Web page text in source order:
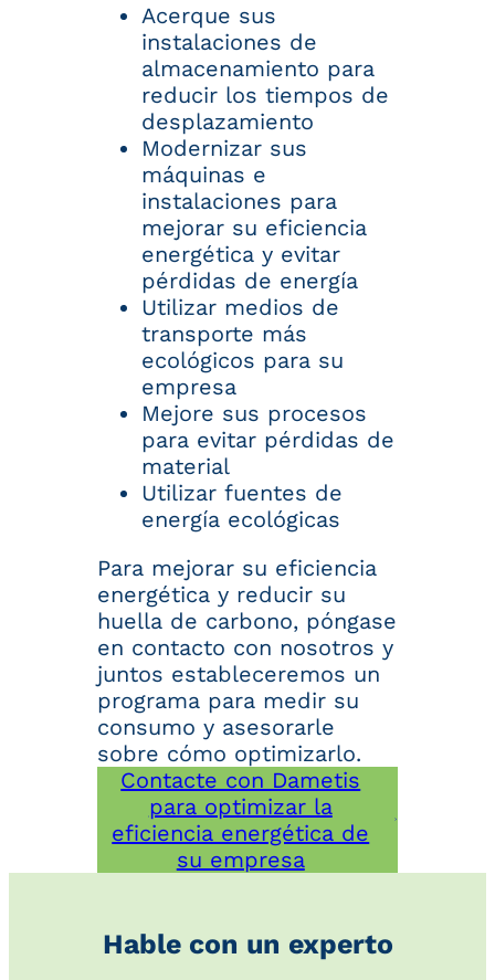
Acerque sus
instalaciones de
almacenamiento para
reducir los tiempos de
desplazamiento
Modernizar sus
máquinas e
instalaciones para
mejorar su eficiencia
energética y evitar
pérdidas de energía
Utilizar medios de
transporte más
ecológicos para su
empresa
Mejore sus procesos
para evitar pérdidas de
material
Utilizar fuentes de
energía ecológicas
Para mejorar su eficiencia
energética y reducir su
huella de carbono, póngase
en contacto con nosotros y
juntos estableceremos un
programa para medir su
consumo y asesorarle
sobre cómo optimizarlo.
Contacte con Dametis
para optimizar la
eficiencia energética de
su empresa
Hable con un experto